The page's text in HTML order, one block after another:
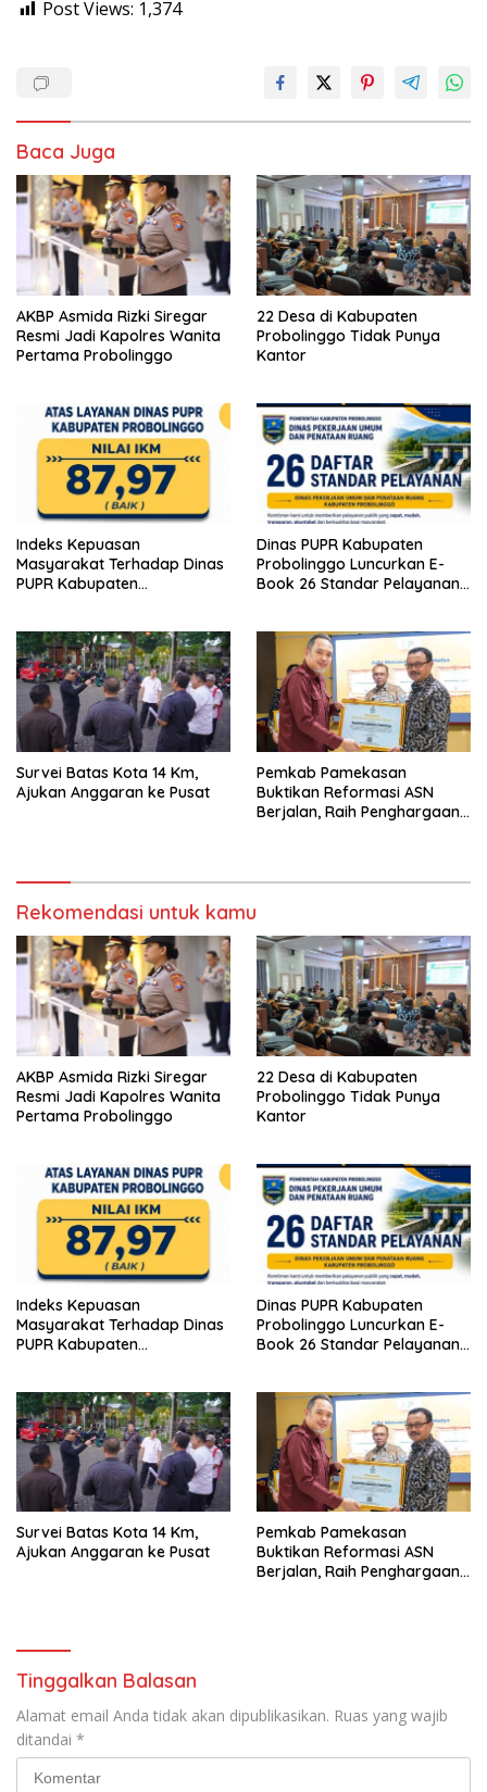
Post Views: 1,374
Baca Juga
AKBP Asmida Rizki Siregar
Resmi Jadi Kapolres Wanita
Pertama Probolinggo
22 Desa di Kabupaten
Probolinggo Tidak Punya
Kantor
Indeks Kepuasan
Masyarakat Terhadap Dinas
PUPR Kabupaten
Dinas PUPR Kabupaten
Probolinggo Luncurkan E-
Book 26 Standar Pelayanan
Survei Batas Kota 14 Km,
Ajukan Anggaran ke Pusat
Pemkab Pamekasan
Buktikan Reformasi ASN
Berjalan, Raih Penghargaan
Rekomendasi untuk kamu
AKBP Asmida Rizki Siregar
Resmi Jadi Kapolres Wanita
Pertama Probolinggo
22 Desa di Kabupaten
Probolinggo Tidak Punya
Kantor
Indeks Kepuasan
Masyarakat Terhadap Dinas
PUPR Kabupaten
Dinas PUPR Kabupaten
Probolinggo Luncurkan E-
Book 26 Standar Pelayanan
Survei Batas Kota 14 Km,
Ajukan Anggaran ke Pusat
Pemkab Pamekasan
Buktikan Reformasi ASN
Berjalan, Raih Penghargaan
Tinggalkan Balasan
Alamat email Anda tidak akan dipublikasikan. Ruas yang wajib
ditandai *